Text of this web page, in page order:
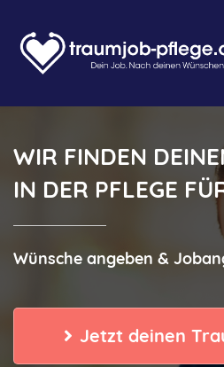
WIR FINDEN
IN DER PFLEGE
Wünsche angeben &
Jetzt deinen